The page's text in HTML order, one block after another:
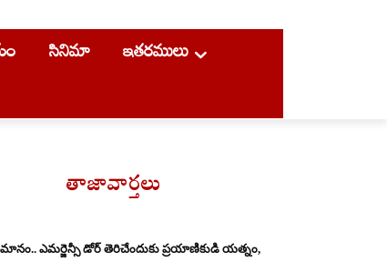
సినిమా ఇతరములు
తాజావార్తలు
ఎమర్జెన్సీ డోర్ తెరిచేందుకు ప్రయాణికుడి యత్నం,